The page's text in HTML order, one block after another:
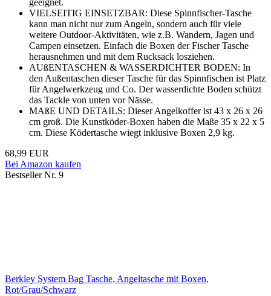
geeignet.
VIELSEITIG EINSETZBAR: Diese Spinnfischer-Tasche
kann man nicht nur zum Angeln, sondern auch für viele
weitere Outdoor-Aktivitäten, wie z.B. Wandern, Jagen und
Campen einsetzen. Einfach die Boxen der Fischer Tasche
herausnehmen und mit dem Rucksack losziehen.
AUßENTASCHEN & WASSERDICHTER BODEN: In
den Außentaschen dieser Tasche für das Spinnfischen ist Platz
für Angelwerkzeug und Co. Der wasserdichte Boden schützt
das Tackle von unten vor Nässe.
MAßE UND DETAILS: Dieser Angelkoffer ist 43 x 26 x 26
cm groß. Die Kunstköder-Boxen haben die Maße 35 x 22 x 5
cm. Diese Ködertasche wiegt inklusive Boxen 2,9 kg.
68,99 EUR
Bei Amazon kaufen
Bestseller Nr. 9
Berkley System Bag Tasche, Angeltasche mit Boxen,
Rot/Grau/Schwarz